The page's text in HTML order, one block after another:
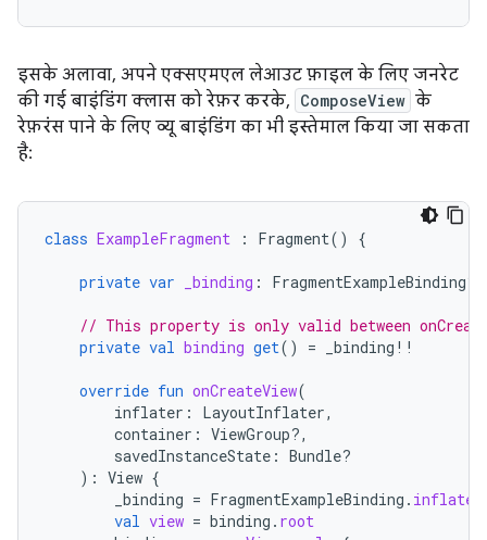
इसके अलावा, अपने एक्सएमएल लेआउट फ़ाइल के लिए जनरेट
की गई बाइंडिंग क्लास को रेफ़र करके, ComposeView के
रेफ़रंस पाने के लिए व्यू बाइंडिंग का भी इस्तेमाल किया जा सकता
है:
class ExampleFragment : Fragment() {
private var _binding : FragmentExampleBinding?
// This property is only valid between
private val binding get() = _binding !!
override fun onCreateView(
inflater : LayoutInflater,
container : ViewGroup?,
savedInstanceState : Bundle?
): View {
_binding = FragmentExampleBinding . inflate
val view = binding . root